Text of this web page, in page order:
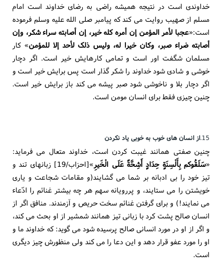
خداوندی است در نتیجه همیشه راضی به رضای خداوند است امام
مسلم از صهیب روایت می کند که پیامبر صلی الله علیه وسلم فرموده
است:«عجبا لأمر المؤمن إن أمره کله خیر، إن أصابته سراء شکر، وإن
أصابته ضراء صبر، وکان خیرا له، ولیس ذلک لأحد إلا للمؤمن» کار
مسلمان شگفت اور است و تمامی کارهایش خیر است. اگر دچار
خوشی و شادی شود خداوند را شکر گذار است پس برایش خیر است و
اگر دچار بلا و ناخوشی شود صبر پیشه می کند باز برایش خیر است.
چنین چیزی فقط برای انسان مومن است.
15. از انسان های خوب به خوبی یاد نکردن
چنین صفتی همانند غیبت کردن است، خداوند متعال می فرماید:
«سَلَقُوکم بِأَلْسِنَةٍ حِدَادٍ أَشِحَّةً عَلَی الْخَیرِ
»[احزاب/19] زبانهای تند و
تیز خود را بی ادبانه بر شما می گشایند(و مقامات شجاعت و یاری
خویشتن را می ستایند، و پررویانه سهم هر چه بیشتر غنائم را ادّعاء
می نمایند!) و برای گرفتن غنائم سخت حریص و آزمندند. منافق اگر از
انسان صالح پشت کرد با زبانی تیز همانند شمشیر از او بحث می کند،
و اگر از او در مورد انسانی صالح پرسیده شود می گوید: که خداوند ما و
او را مورد عفو قرار دهد و این دعا را می کند ولی منظورش چیز دیگری
است.